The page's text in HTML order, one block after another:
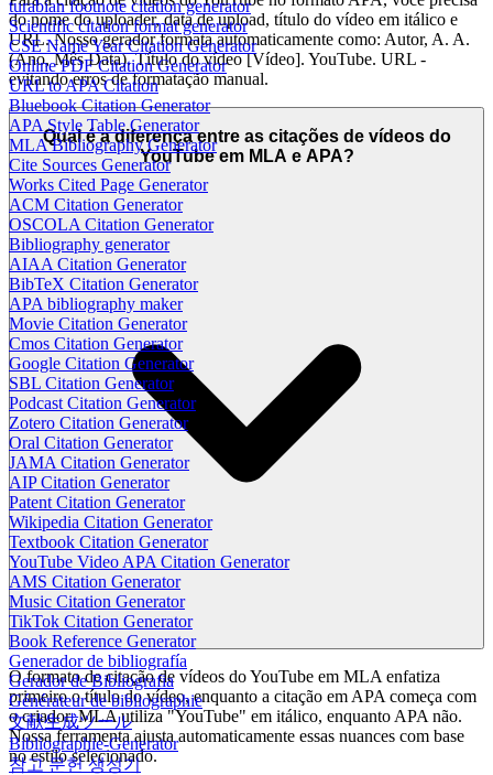
turabian footnote citation generator
Scientific citation format generator
CSE Name Year Citation Generator
Online PDF Citation Generator
URL to APA Citation
Bluebook Citation Generator
APA Style Table Generator
MLA Bibliography Generator
Cite Sources Generator
Works Cited Page Generator
ACM Citation Generator
OSCOLA Citation Generator
Bibliography generator
AIAA Citation Generator
BibTeX Citation Generator
APA bibliography maker
Movie Citation Generator
Cmos Citation Generator
Google Citation Generator
SBL Citation Generator
Podcast Citation Generator
Zotero Citation Generator
Oral Citation Generator
JAMA Citation Generator
AIP Citation Generator
Patent Citation Generator
Wikipedia Citation Generator
Textbook Citation Generator
YouTube Video APA Citation Generator
AMS Citation Generator
Music Citation Generator
TikTok Citation Generator
Book Reference Generator
Generador de bibliografía
Gerador de Bibliografia
Générateur de bibliographie
文献生成ツール
Bibliographie-Generator
참고 문헌 생성기
do nome do uploader, data de upload, título do vídeo em itálico e
URL. Nosso gerador formata automaticamente como: Autor, A. A.
(Ano, Mês Data). Título do vídeo [Vídeo]. YouTube. URL -
evitando erros de formatação manual.
Qual é a diferença entre as citações de vídeos do
YouTube em MLA e APA?
O formato de citação de vídeos do YouTube em MLA enfatiza
primeiro o título do vídeo, enquanto a citação em APA começa com
o criador. MLA utiliza "YouTube" em itálico, enquanto APA não.
Nossa ferramenta ajusta automaticamente essas nuances com base
no estilo selecionado.